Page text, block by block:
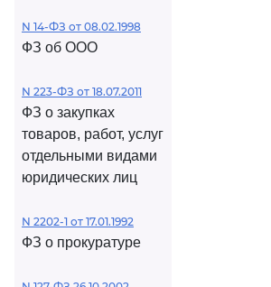
N 14-ФЗ от 08.02.1998
ФЗ об ООО
N 223-ФЗ от 18.07.2011
ФЗ о закупках
товаров, работ, услуг
отдельными видами
юридических лиц
N 2202-1 от 17.01.1992
ФЗ о прокуратуре